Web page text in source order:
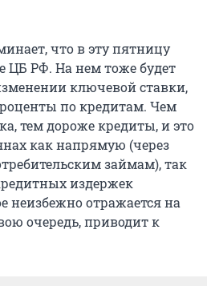
что в эту пятницу
ЦБ РФ. На нем тоже будет
ключевой ставки,
по кредитам. Чем
тем дороже кредиты, и это
как напрямую (через
займам), так
издержек
неизбежно отражается на
очередь, приводит к